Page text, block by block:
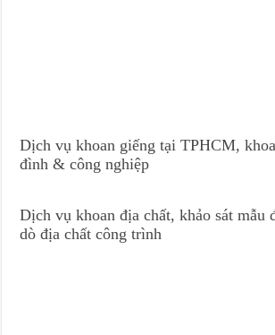
Dịch vụ khoan giếng tại TPHCM,
đình & công nghiệp
Dịch vụ khoan địa chất, khảo sát mẫu
dò địa chất công trình